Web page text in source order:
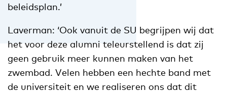
beleidsplan.’
Laverman: ‘Ook vanuit de SU begrijpen wij dat
het voor deze alumni teleurstellend is dat zij
geen gebruik meer kunnen maken van het
zwembad. Velen hebben een hechte band met
de universiteit en we realiseren ons dat dit